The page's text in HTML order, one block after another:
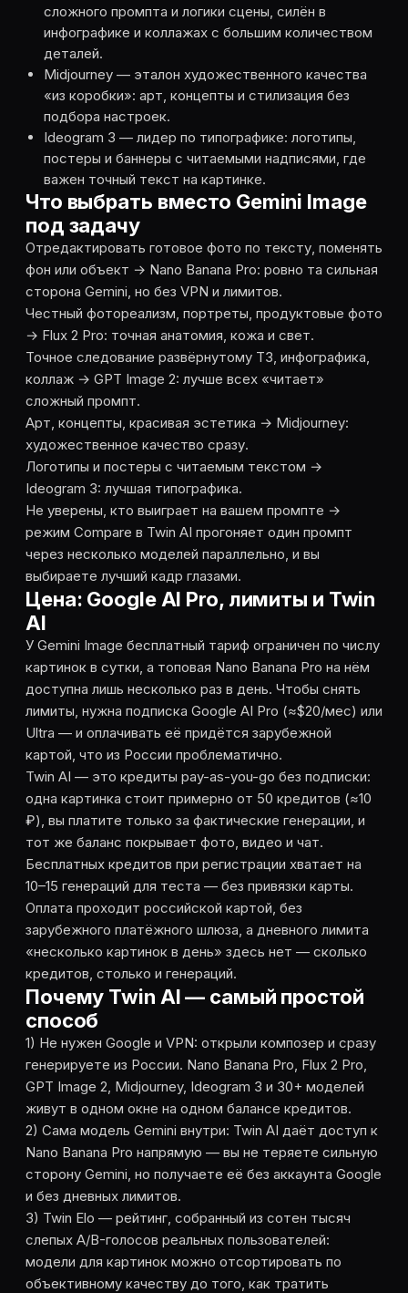
сложного промпта и логики сцены, силён в
инфографике и коллажах с большим количеством
деталей.
Midjourney — эталон художественного качества
«из коробки»: арт, концепты и стилизация без
подбора настроек.
Ideogram 3 — лидер по типографике: логотипы,
постеры и баннеры с читаемыми надписями, где
важен точный текст на картинке.
Что выбрать вместо Gemini Image
под задачу
Отредактировать готовое фото по тексту, поменять
фон или объект → Nano Banana Pro: ровно та сильная
сторона Gemini, но без VPN и лимитов.
Честный фотореализм, портреты, продуктовые фото
→ Flux 2 Pro: точная анатомия, кожа и свет.
Точное следование развёрнутому ТЗ, инфографика,
коллаж → GPT Image 2: лучше всех «читает»
сложный промпт.
Арт, концепты, красивая эстетика → Midjourney:
художественное качество сразу.
Логотипы и постеры с читаемым текстом →
Ideogram 3: лучшая типографика.
Не уверены, кто выиграет на вашем промпте →
режим Compare в Twin AI прогоняет один промпт
через несколько моделей параллельно, и вы
выбираете лучший кадр глазами.
Цена: Google AI Pro, лимиты и Twin
AI
У Gemini Image бесплатный тариф ограничен по числу
картинок в сутки, а топовая Nano Banana Pro на нём
доступна лишь несколько раз в день. Чтобы снять
лимиты, нужна подписка Google AI Pro (≈$20/мес) или
Ultra — и оплачивать её придётся зарубежной
картой, что из России проблематично.
Twin AI — это кредиты pay-as-you-go без подписки:
одна картинка стоит примерно от 50 кредитов (≈10
₽), вы платите только за фактические генерации, и
тот же баланс покрывает фото, видео и чат.
Бесплатных кредитов при регистрации хватает на
10–15 генераций для теста — без привязки карты.
Оплата проходит российской картой, без
зарубежного платёжного шлюза, а дневного лимита
«несколько картинок в день» здесь нет — сколько
кредитов, столько и генераций.
Почему Twin AI — самый простой
способ
1) Не нужен Google и VPN: открыли композер и сразу
генерируете из России. Nano Banana Pro, Flux 2 Pro,
GPT Image 2, Midjourney, Ideogram 3 и 30+ моделей
живут в одном окне на одном балансе кредитов.
2) Сама модель Gemini внутри: Twin AI даёт доступ к
Nano Banana Pro напрямую — вы не теряете сильную
сторону Gemini, но получаете её без аккаунта Google
и без дневных лимитов.
3) Twin Elo — рейтинг, собранный из сотен тысяч
слепых A/B-голосов реальных пользователей:
модели для картинок можно отсортировать по
объективному качеству до того, как тратить